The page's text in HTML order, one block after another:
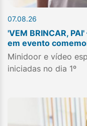
07.08.26
'VEM BRINCAR,
em evento
Minidoor e vídeo
iniciadas no dia 1º